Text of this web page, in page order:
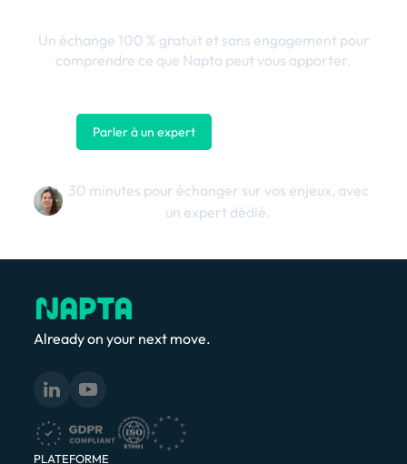
Un échange 100 % gratuit et sans engagement pour
comprendre ce que Napta peut vous apporter.
Parler à un expert
30 minutes pour échanger sur vos enjeux, avec
un expert dédié.
Already on your next move.
PLATEFORME